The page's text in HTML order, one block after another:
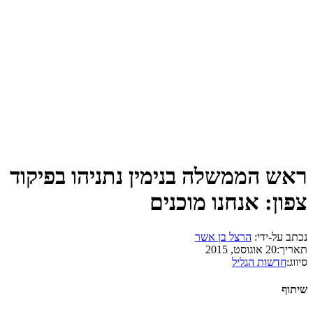
ראש הממשלה בנימין נתניהו בפיקוד
צפון: אנחנו מוכנים
נכתב על-ידי: הרצל בן אשר
תאריך:20 אוגוסט, 2015
סיווג:חדשות הגליל
שיתוף